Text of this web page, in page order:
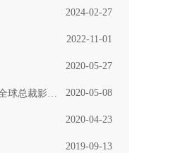
2024-02-27
2022-11-01
2020-05-27
2020-05-08
影响力大奖
2020-04-23
2019-09-13